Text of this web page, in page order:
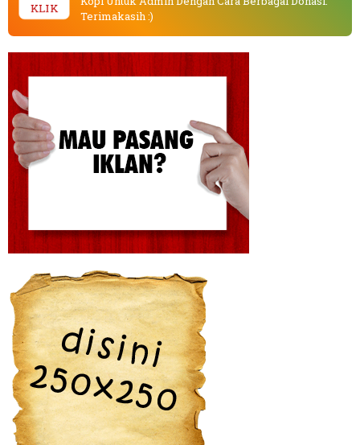
KLIK
Terimakasih :)